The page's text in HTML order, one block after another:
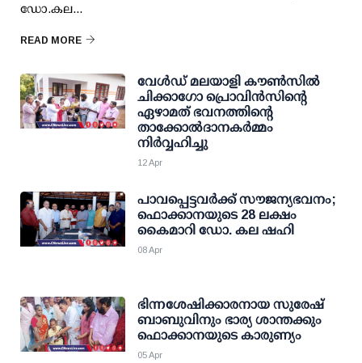
ഡോ.കല...
READ MORE
വേൾഡ് മലയാളി കൗൺസിൽ
ചിക്കാഗോ പ്രൊവിൻസിന്റെ
ഏഴാമത് ഭവനത്തിന്റെ
താക്കോൽദാനകർമ്മം
നിർവ്വഹിച്ചു
12 Apr
പാവപ്പെട്ടവർക്ക് സൗജന്യഭവനം;
ഫൊക്കാനയുടെ 28 ലക്ഷം
കൈമാറി ഡോ. കല ഷഹി
08 Apr
ഭിന്നശേഷിക്കാരനായ സുരേഷ്
ബാബുവിനും ഭാര്യ ശാന്തക്കും
ഫൊക്കാനയുടെ കാരുണ്യം
05 Apr